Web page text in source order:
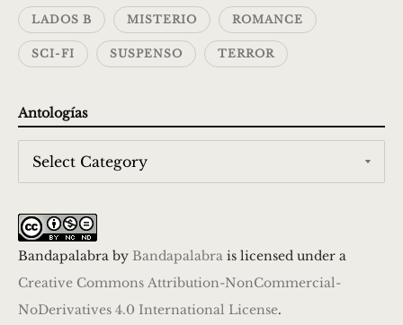
LADOS B MISTERIO ROMANCE
SCI-FI SUSPENSO TERROR
Antologías
Bandapalabra by Bandapalabra is licensed under a
Creative Commons Attribution-NonCommercial-
NoDerivatives 4.0 International License.